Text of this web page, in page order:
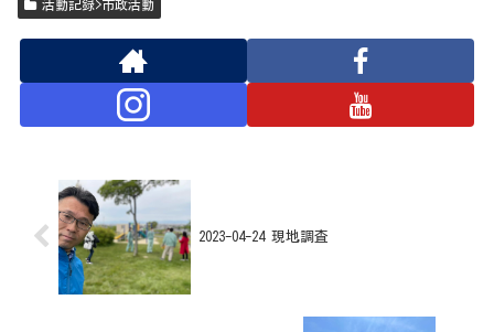
活動記録>市政活動
2023-04-24 現地調査